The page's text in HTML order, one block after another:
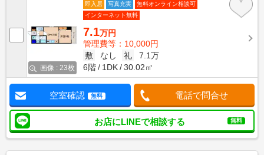
画像 : 23枚
即入居 写真充実
無料オンライン相談可
インターネット無料
7.1万円
管理費等：10,000円
敷
なし 礼
7.1万
6階
1DK 30.02㎡
空室確認 無料 電話で問合せ
お店にLINEで相談する 無料